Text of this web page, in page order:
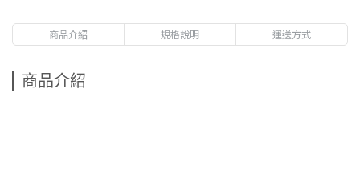
商品介紹 規格說明 運送方式
商品介紹